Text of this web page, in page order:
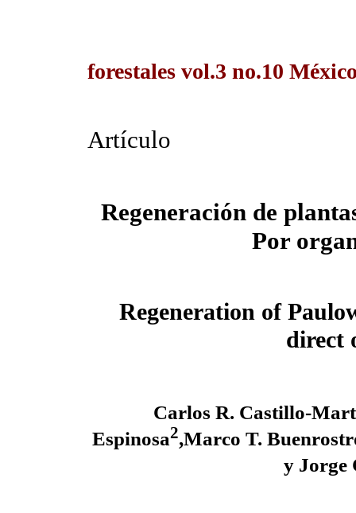
forestales vol.3 no.10
Artículo
Regeneración de
Por
Regeneration of
direct
Carlos R. Castillo-
Espinosa2,Marco T.
y Jorge